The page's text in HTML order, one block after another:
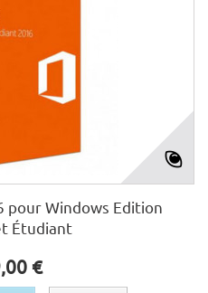
Windows Edition
Étudiant
€